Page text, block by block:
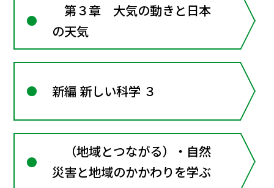
第３章 大気の動きと日本
の天気
新編 新しい科学 ３
（地域とつながる）・自然
災害と地域のかかわりを学ぶ